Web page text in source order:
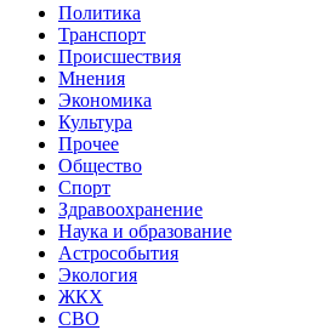
Политика
Транспорт
Происшествия
Мнения
Экономика
Культура
Прочее
Общество
Спорт
Здравоохранение
Наука и образование
Астрособытия
Экология
ЖКХ
СВО